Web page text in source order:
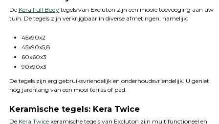
De Kera Full Bodytegels van Excluton zijn een mooie toevoeging aan uw
tuin. De tegels zijn verkrijgbaar in diverse afmetingen, namelijk:
45x90x2
45x90x5,8
60x60x3
90x90x3
De tegels zijn erg gebruiksvriendelijk en onderhoudsvriendelijk. U geniet
nog jarenlang van een mooi terras of pad.
Keramische tegels: Kera Twice
De Kera Twicekeramische tegels van Excluton zijn multifunctioneel en